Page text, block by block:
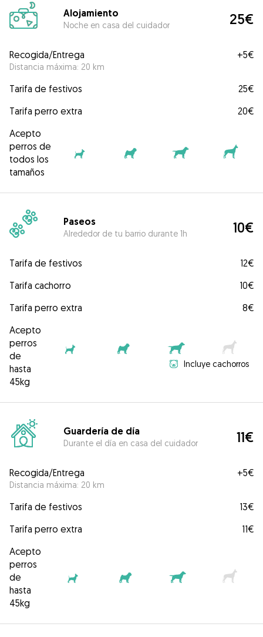
Alojamiento
Noche en casa del cuidador 25€
Recogida/Entrega
Distancia máxima: 20 km
+5€
Tarifa de festivos
25€
Tarifa perro extra
20€
Acepto
perros de
todos los
tamaños
Paseos
Alrededor de tu barrio durante 1h 10€
Tarifa de festivos
12€
Tarifa cachorro
10€
Tarifa perro extra
8€
Acepto
perros
de
hasta
45kg
Incluye cachorros
Guardería de día
Durante el día en casa del cuidador 11€
Recogida/Entrega
Distancia máxima: 20 km
+5€
Tarifa de festivos
13€
Tarifa perro extra
11€
Acepto
perros
de
hasta
45kg